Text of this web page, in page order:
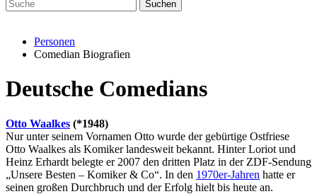
Personen
Comedian Biografien
Deutsche Comedians
Otto Waalkes (*1948)
Nur unter seinem Vornamen Otto wurde der gebürtige Ostfriese
Otto Waalkes als Komiker landesweit bekannt. Hinter Loriot und
Heinz Erhardt belegte er 2007 den dritten Platz in der ZDF-Sendung
„Unsere Besten – Komiker & Co“. In den 1970er-Jahren hatte er
seinen großen Durchbruch und der Erfolg hielt bis heute an.